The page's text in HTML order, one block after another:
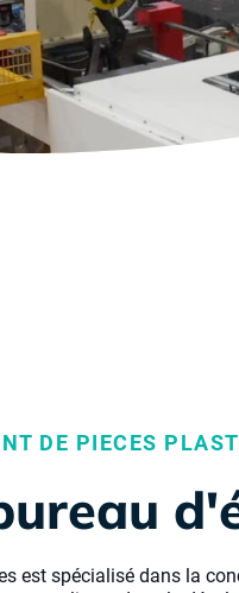
DE PIECES
est spécialisé dans la